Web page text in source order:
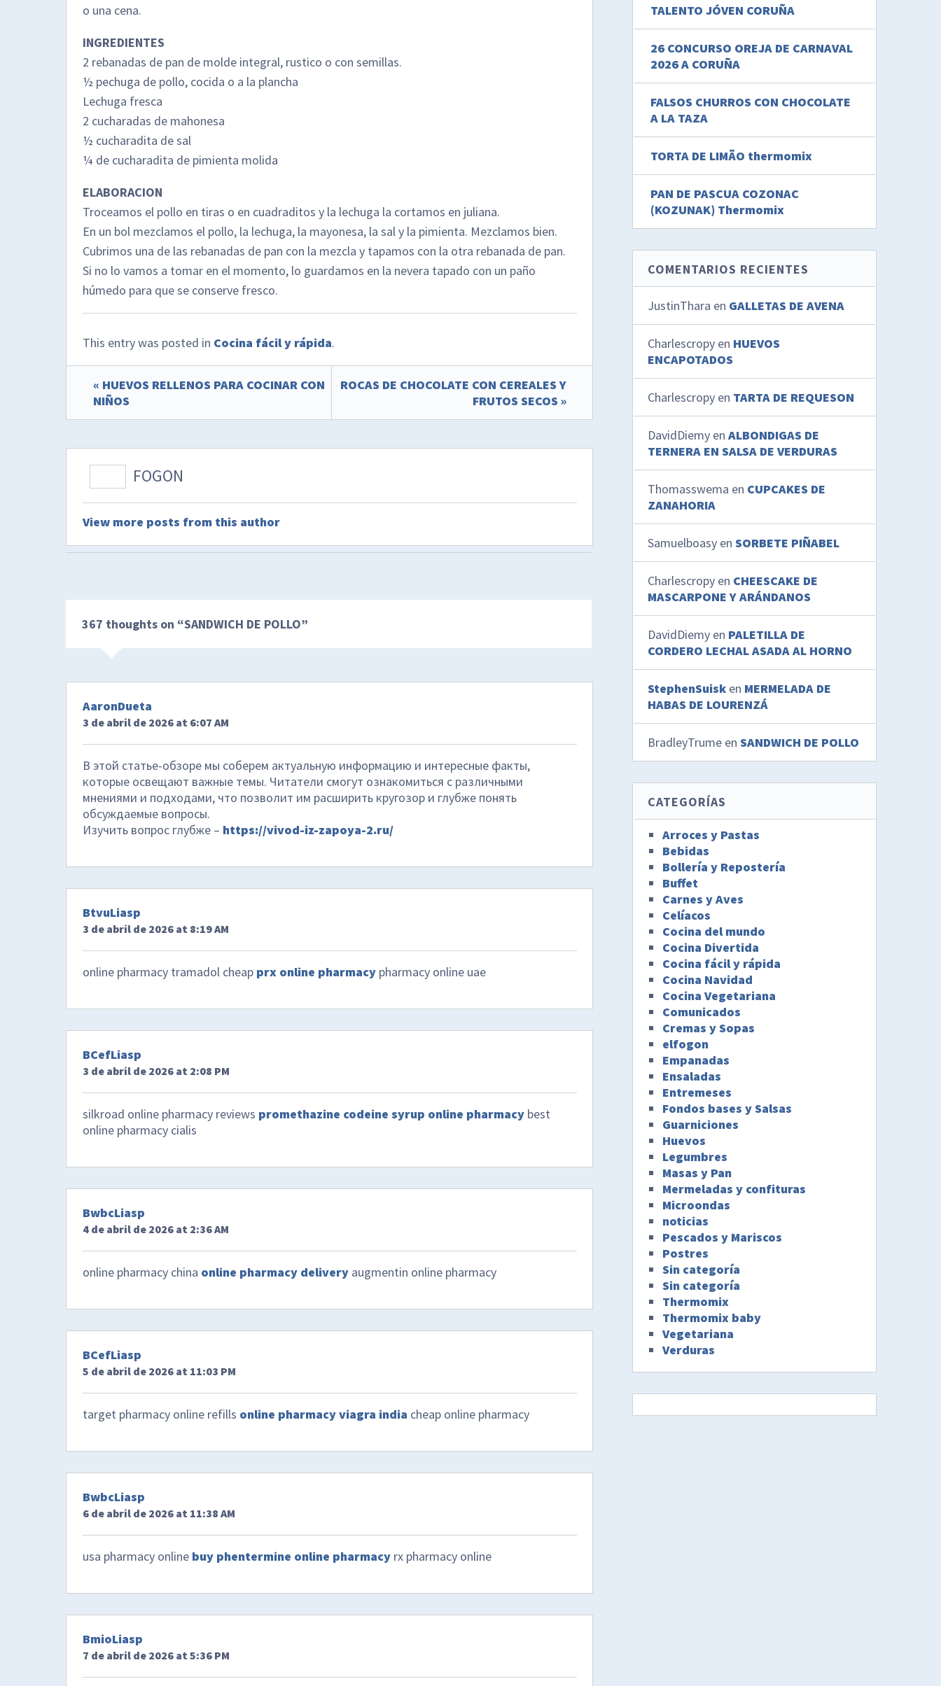
o una cena.
INGREDIENTES
2 rebanadas de pan de molde integral, rustico o con semillas.
½ pechuga de pollo, cocida o a la plancha
Lechuga fresca
2 cucharadas de mahonesa
½ cucharadita de sal
¼ de cucharadita de pimienta molida
ELABORACION
Troceamos el pollo en tiras o en cuadraditos y la lechuga la cortamos en juliana.
En un bol mezclamos el pollo, la lechuga, la mayonesa, la sal y la pimienta. Mezclamos bien.
Cubrimos una de las rebanadas de pan con la mezcla y tapamos con la otra rebanada de pan.
Si no lo vamos a tomar en el momento, lo guardamos en la nevera tapado con un paño
húmedo para que se conserve fresco.
This entry was posted in Cocina fácil y rápida.
« HUEVOS RELLENOS PARA COCINAR CON
NIÑOS
ROCAS DE CHOCOLATE CON CEREALES Y
FRUTOS SECOS »
FOGON
View more posts from this author
367 thoughts on “SANDWICH DE POLLO”
AaronDueta
3 de abril de 2026 at 6:07 AM
В этой статье-обзоре мы соберем актуальную информацию и интересные факты,
которые освещают важные темы. Читатели смогут ознакомиться с различными
мнениями и подходами, что позволит им расширить кругозор и глубже понять
обсуждаемые вопросы.
Изучить вопрос глубже – https://vivod-iz-zapoya-2.ru/
BtvuLiasp
3 de abril de 2026 at 8:19 AM
online pharmacy tramadol cheap prx online pharmacypharmacy online uae
BCefLiasp
3 de abril de 2026 at 2:08 PM
silkroad online pharmacy reviews promethazine codeine syrup online pharmacybest
online pharmacy cialis
BwbcLiasp
4 de abril de 2026 at 2:36 AM
online pharmacy china online pharmacy deliveryaugmentin online pharmacy
BCefLiasp
5 de abril de 2026 at 11:03 PM
target pharmacy online refills online pharmacy viagra india cheap online pharmacy
BwbcLiasp
6 de abril de 2026 at 11:38 AM
usa pharmacy online buy phentermine online pharmacyrx pharmacy online
BmioLiasp
7 de abril de 2026 at 5:36 PM
TALENTO JÓVEN CORUÑA
26 CONCURSO OREJA DE CARNAVAL
2026 A CORUÑA
FALSOS CHURROS CON CHOCOLATE
A LA TAZA
TORTA DE LIMÃO thermomix
PAN DE PASCUA COZONAC
(KOZUNAK) Thermomix
COMENTARIOS RECIENTES
JustinThara en GALLETAS DE AVENA
Charlescropy en HUEVOS
ENCAPOTADOS
Charlescropy en TARTA DE REQUESON
DavidDiemy enALBONDIGAS DE
TERNERA EN SALSA DE VERDURAS
Thomasswema en CUPCAKES DE
ZANAHORIA
Samuelboasy enSORBETE PIÑABEL
Charlescropy en CHEESCAKE DE
MASCARPONE Y ARÁNDANOS
DavidDiemy en PALETILLA DE
CORDERO LECHAL ASADA AL HORNO
StephenSuisk en MERMELADA DE
HABAS DE LOURENZÁ
BradleyTrume enSANDWICH DE POLLO
CATEGORÍAS
Arroces y Pastas
Bebidas
Bollería y Repostería
Buffet
Carnes y Aves
Celíacos
Cocina del mundo
Cocina Divertida
Cocina fácil y rápida
Cocina Navidad
Cocina Vegetariana
Comunicados
Cremas y Sopas
elfogon
Empanadas
Ensaladas
Entremeses
Fondos bases y Salsas
Guarniciones
Huevos
Legumbres
Masas y Pan
Mermeladas y confituras
Microondas
noticias
Pescados y Mariscos
Postres
Sin categoría
Sin categoría
Thermomix
Thermomix baby
Vegetariana
Verduras